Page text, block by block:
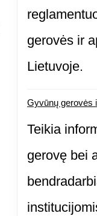
gerovės ir
Lietuvoje.
Gyvūnų gerovės
Teikia
gerovę bei